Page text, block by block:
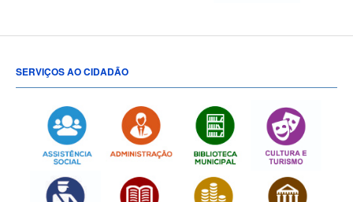
SERVIÇOS AO CIDADÃO